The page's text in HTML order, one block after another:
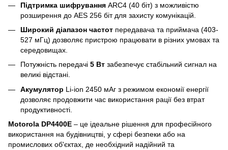
Підтримка шифрування ARC4 (40 біт) з можливістю
розширення до AES 256 біт для захисту комунікацій.
Широкий діапазон частот передавача та приймача (403-
527 мГц) дозволяє пристрою працювати в різних умовах та
середовищах.
Потужність передачі 5 Вт забезпечує стабільний сигнал на
великі відстані.
Акумулятор Li-ion 2450 мАг з режимом економії енергії
дозволяє продовжити час використання рації без втрат
продуктивності.
Motorola DP4400E – це ідеальне рішення для професійного
використання на будівництві, у сфері безпеки або на
промислових об'єктах, де необхідний надійний та